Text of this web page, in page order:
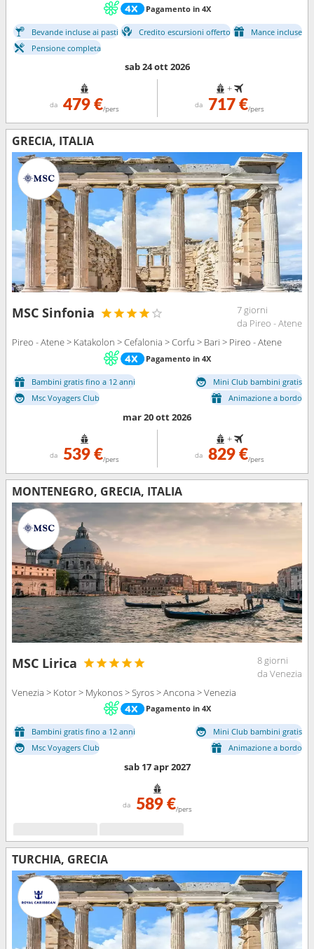
Pagamento in 4X
Bevande incluse ai pasti Credito escursioni offerto
Mance incluse
Pensione completa
sab 24 ott 2026
da 479 €/pers
+
da 717 €/pers
GRECIA, ITALIA
MSC Sinfonia
7 giorni
da Pireo - Atene
Pireo - Atene > Katakolon > Cefalonia > Corfu > Bari > Pireo - Atene
Pagamento in 4X
Bambini gratis fino a 12 anni
Mini Club bambini gratis
Msc Voyagers Club
Animazione a bordo
mar 20 ott 2026
da 539 €/pers
+
da 829 €/pers
MONTENEGRO, GRECIA, ITALIA
MSC Lirica
8 giorni
da Venezia
Venezia > Kotor > Mykonos > Syros > Ancona > Venezia
Pagamento in 4X
Bambini gratis fino a 12 anni
Mini Club bambini gratis
Msc Voyagers Club
Animazione a bordo
sab 17 apr 2027
da 589 €/pers
TURCHIA, GRECIA